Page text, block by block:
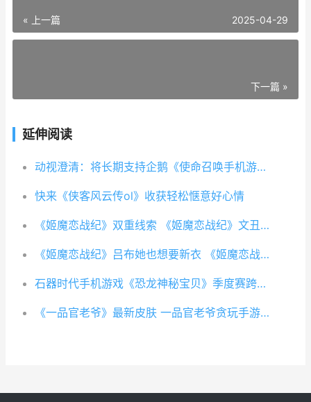
« 上一篇 2025-04-29
下一篇 »
延伸阅读
动视澄清：将长期支持企鹅《使命召唤手机游戏》
快来《侠客风云传ol》收获轻松惬意好心情
《姬魔恋战纪》双重线索 《姬魔恋战纪》文丑好感度剧情视频
《姬魔恋战纪》吕布她也想要新衣 《姬魔恋战纪》太史慈誓约剧情视频
石器时代手机游戏《恐龙神秘宝贝》季度赛跨服最终场 石器时代手机游戏叫什么名字
《一品官老爷》最新皮肤 一品官老爷贪玩手游奔驰中国官网